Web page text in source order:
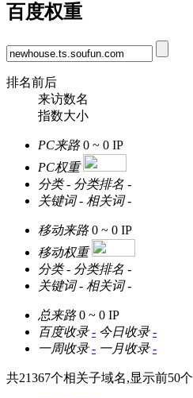
百度权重
排名前后
来访数名
指数大小
PC来路 0 ~ 0 IP
PC权重
分类 - 分类排名 -
关键词 - 相关词 -
移动来路 0 ~ 0 IP
移动权重
分类 - 分类排名 -
关键词 - 相关词 -
总来路 0 ~ 0 IP
百度收录 - 今日收录 -
一周收录 - 一月收录 -
共21367个相关子域名,显示前50个